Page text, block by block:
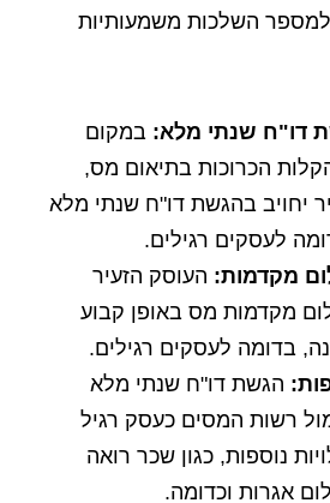
השלכות משמעותיות
דו"ח שנתי מלא: במקום
הכרוכות בתיאום מס,
יחויב בהגשת דו"ח שנתי מלא
לעסקים רגילים.
מקדמות: העוסק הזעיר
מקדמות מס באופן קבוע
בדומה לעסקים רגילים.
הגשת דו"ח שנתי מלא
רשות המסים כעסק רגיל
נוספות, כגון שכר רואה
אגרות וכדומה.